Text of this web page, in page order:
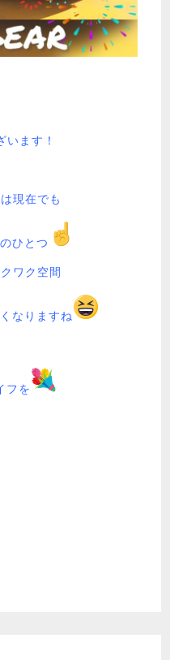
います！
は現在でも
ひとつ
ワク空間
なりますね
フを